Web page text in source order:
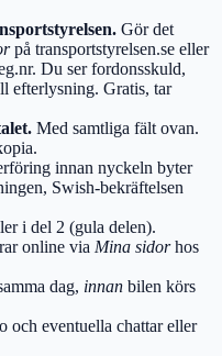
Gör det
på transportstyrelsen.se eller
Du ser fordonsskuld,
efterlysning. Gratis, tar
Med samtliga fält ovan.
innan nyckeln byter
Swish-bekräftelsen
i del 2 (gula delen).
online via Mina sidorhos
dag, innan bilen körs
och eventuella chattar eller